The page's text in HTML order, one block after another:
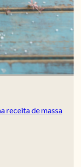
receita de massa